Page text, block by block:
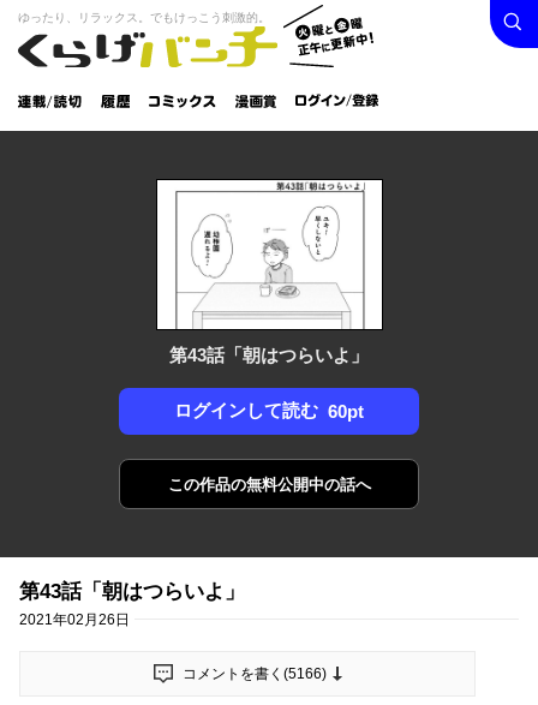
くらげバンチ
火曜と
金曜正
午に更
新中！
ゆったり、リラックス。でもけっこう刺激的。
連載/読
切
履
歴
コミック
漫画
賞
ログイン /
登録
検索
第43話「朝はつらいよ」
ログインして読む 60pt
この作品の無料公開中の話へ
第43話「朝はつらいよ」
2021年02月26日
コメントを書く(5166)